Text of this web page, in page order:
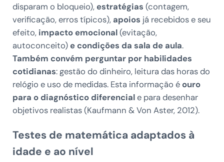
disparam o bloqueio), estratégias (contagem,
verificação, erros típicos), apoios já recebidos e seu
efeito, impacto emocional(evitação,
autoconceito) e condições da sala de aula.
Também convém perguntar por habilidades
cotidianas: gestão do dinheiro, leitura das horas do
relógio e uso de medidas. Esta informação é ouro
para o diagnóstico diferenciale para desenhar
objetivos realistas (Kaufmann & Von Aster, 2012).
Testes de matemática adaptados à
idade e ao nível